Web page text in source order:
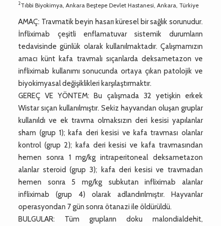
2Tıbbi Biyokimya, Ankara Beştepe Devlet Hastanesi, Ankara, Türkiye
AMAÇ: Travmatik beyin hasarı küresel bir sağlık sorunudur.
İnfliximab çeşitli enflamatuvar sistemik durumların
tedavisinde günlük olarak kullanılmaktadır. Çalışmamızın
amacı künt kafa travmalı sıçanlarda deksametazon ve
infliximab kullanımı sonucunda ortaya çıkan patolojik ve
biyokimyasal değişiklikleri karşılaştırmaktır.
GEREÇ VE YÖNTEM: Bu çalışmada 32 yetişkin erkek
Wistar sıçan kullanılmıştır. Sekiz hayvandan oluşan gruplar
kullanıldı ve ek travma olmaksızın deri kesisi yapılanlar
sham (grup 1); kafa deri kesisi ve kafa travması olanlar
kontrol (grup 2); kafa deri kesisi ve kafa travmasından
hemen sonra 1 mg/kg intraperitoneal deksametazon
alanlar steroid (grup 3); kafa deri kesisi ve travmadan
hemen sonra 5 mg/kg subkutan infliximab alanlar
infliximab (grup 4) olarak adlandırılmıştır. Hayvanlar
operasyondan 7 gün sonra ötanazi ile öldürüldü.
BULGULAR: Tüm grupların doku malondialdehit,